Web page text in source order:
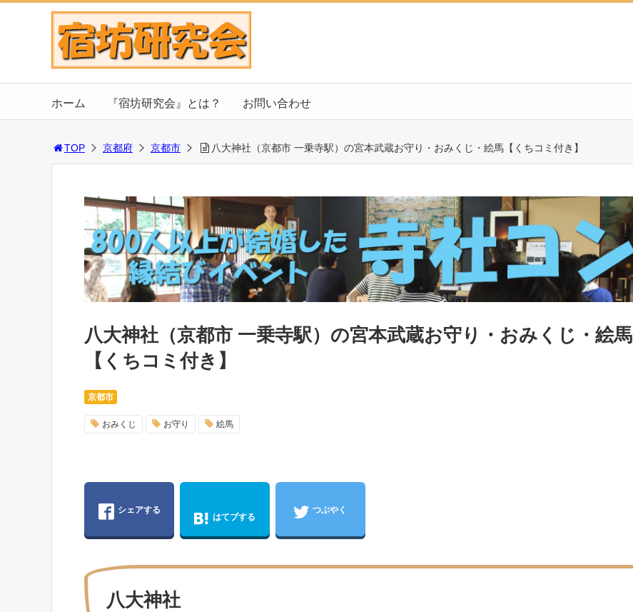
ホーム 『宿坊研究会』とは？ お問い合わせ
TOP 京都府 京都市 八大神社（京都市 一乗寺駅）の宮本武蔵お守り・おみくじ・絵馬【くちコミ付き】
八大神社（京都市 一乗寺駅）の宮本武蔵お守り・おみくじ・絵馬
【くちコミ付き】
京都市
おみくじ お守り 絵馬
シェアする
はてブする
つぶやく
八大神社